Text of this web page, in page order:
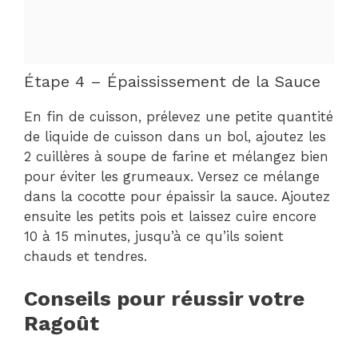
Étape 4 – Épaississement de la Sauce
En fin de cuisson, prélevez une petite quantité
de liquide de cuisson dans un bol, ajoutez les
2 cuillères à soupe de farine et mélangez bien
pour éviter les grumeaux. Versez ce mélange
dans la cocotte pour épaissir la sauce. Ajoutez
ensuite les petits pois et laissez cuire encore
10 à 15 minutes, jusqu’à ce qu’ils soient
chauds et tendres.
Conseils pour réussir votre
Ragoût